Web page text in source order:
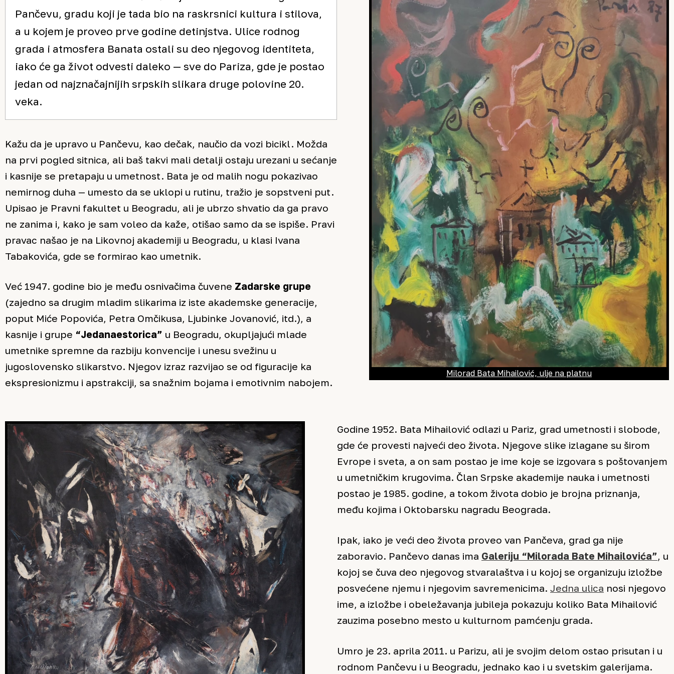
Pančevu, gradu koji je tada bio na raskrsnici kultura i stilova,
a u kojem je proveo prve godine detinjstva. Ulice rodnog
grada i atmosfera Banata ostali su deo njegovog identiteta,
iako će ga život odvesti daleko — sve do Pariza, gde je postao
jedan od najznačajnijih srpskih slikara druge polovine 20.
veka.
Kažu da je upravo u Pančevu, kao dečak, naučio da vozi bicikl. Možda
na prvi pogled sitnica, ali baš takvi mali detalji ostaju urezani u sećanje
i kasnije se pretapaju u umetnost. Bata je od malih nogu pokazivao
nemirnog duha — umesto da se uklopi u rutinu, tražio je sopstveni put.
Upisao je Pravni fakultet u Beogradu, ali je ubrzo shvatio da ga pravo
ne zanima i, kako je sam voleo da kaže, otišao samo da se ispiše. Pravi
pravac našao je na Likovnoj akademiji u Beogradu, u klasi Ivana
Tabakovića, gde se formirao kao umetnik.
Već 1947. godine bio je među osnivačima čuvene Zadarske grupe
(zajedno sa drugim mladim slikarima iz iste akademske generacije,
poput Miće Popovića, Petra Omčikusa, Ljubinke Jovanović, itd.), a
kasnije i grupe “Jedanaestorica” u Beogradu, okupljajući mlade
umetnike spremne da razbiju konvencije i unesu svežinu u
jugoslovensko slikarstvo. Njegov izraz razvijao se od figuracije ka
ekspresionizmu i apstrakciji, sa snažnim bojama i emotivnim nabojem.
Milorad Bata Mihailović, ulje na platnu
Godine 1952. Bata Mihailović odlazi u Pariz, grad umetnosti i slobode,
gde će provesti najveći deo života. Njegove slike izlagane su širom
Evrope i sveta, a on sam postao je ime koje se izgovara s poštovanjem
u umetničkim krugovima. Član Srpske akademije nauka i umetnosti
postao je 1985. godine, a tokom života dobio je brojna priznanja,
među kojima i Oktobarsku nagradu Beograda.
Ipak, iako je veći deo života proveo van Pančeva, grad ga nije
zaboravio. Pančevo danas ima Galeriju “Milorada Bate Mihailovića”, u
kojoj se čuva deo njegovog stvaralaštva i u kojoj se organizuju izložbe
posvećene njemu i njegovim savremenicima. Jedna ulica nosi njegovo
ime, a izložbe i obeležavanja jubileja pokazuju koliko Bata Mihailović
zauzima posebno mesto u kulturnom pamćenju grada.
Umro je 23. aprila 2011. u Parizu, ali je svojim delom ostao prisutan i u
rodnom Pančevu i u Beogradu, jednako kao i u svetskim galerijama.